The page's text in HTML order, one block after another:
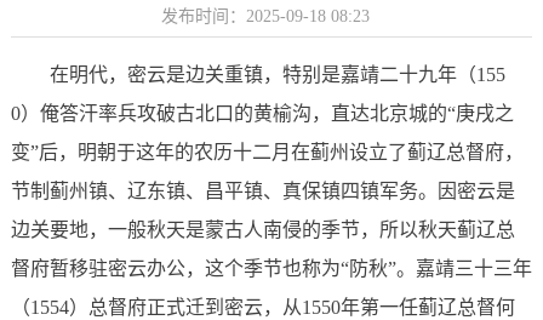
发布时间：2025-09-18 08:23
在明代，密云是边关重镇，特别是嘉靖二十九年（155
0）俺答汗率兵攻破古北口的黄榆沟，直达北京城的“庚戌之
变”后，明朝于这年的农历十二月在蓟州设立了蓟辽总督府，
节制蓟州镇、辽东镇、昌平镇、真保镇四镇军务。因密云是
边关要地，一般秋天是蒙古人南侵的季节，所以秋天蓟辽总
督府暂移驻密云办公，这个季节也称为“防秋”。嘉靖三十三年
（1554）总督府正式迁到密云，从1550年第一任蓟辽总督何